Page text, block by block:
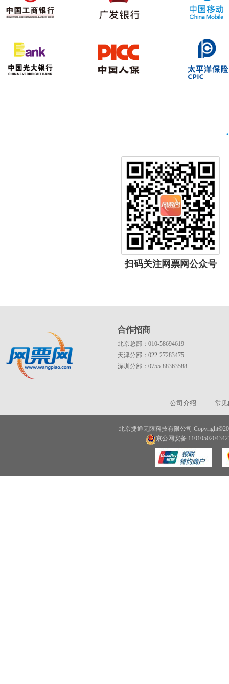
扫码关注网票网公众号
合作招商
北京总部：010-58694619
天津分部：022-27283475
深圳分部：0755-88363588
公司介绍 常
北京捷通无限科技有限公司
京公网安备